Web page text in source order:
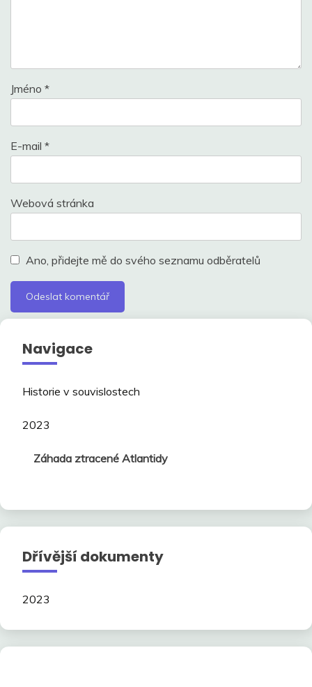
Jméno *
E-mail *
Webová stránka
Ano, přidejte mě do svého seznamu odběratelů
Navigace
Historie v souvislostech
2023
Záhada ztracené Atlantidy
Dřívější dokumenty
2023